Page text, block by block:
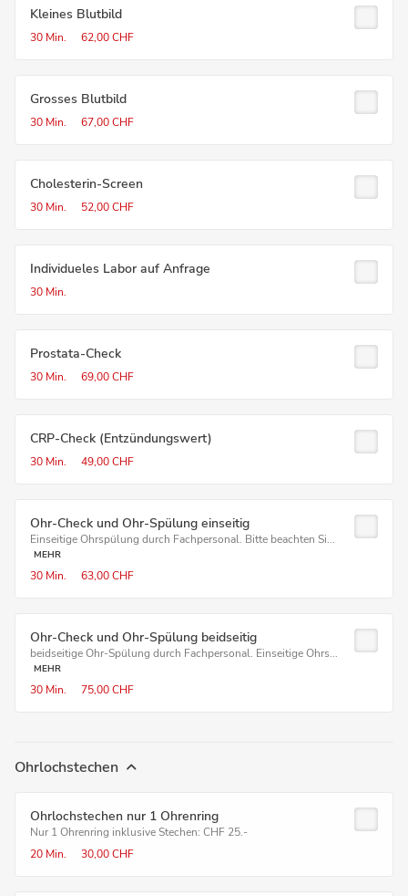
Kleines Blutbild
30 Min. 62,00 CHF
Grosses Blutbild
30 Min. 67,00 CHF
Cholesterin-Screen
30 Min. 52,00 CHF
Individueles Labor auf Anfrage
30 Min.
Prostata-Check
30 Min. 69,00 CHF
CRP-Check (Entzündungswert)
30 Min. 49,00 CHF
Ohr-Check und Ohr-Spülung einseitig
Einseitige Ohrspülung durch Fachpersonal. Bitte beachten Si...
MEHR
30 Min. 63,00 CHF
Ohr-Check und Ohr-Spülung beidseitig
beidseitige Ohr-Spülung durch Fachpersonal. Einseitige Ohrs...
MEHR
30 Min. 75,00 CHF
Ohrlochstechen
Ohrlochstechen nur 1 Ohrenring
Nur 1 Ohrenring inklusive Stechen: CHF 25.-
20 Min.
30,00 CHF